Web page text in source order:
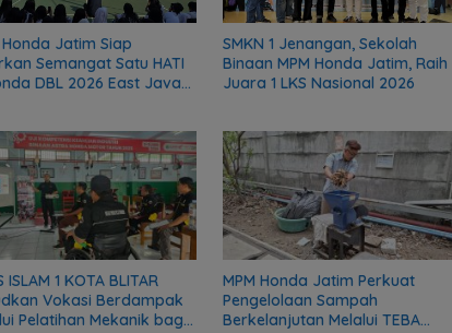
Honda Jatim Siap
Semangat Satu HATI
DBL 2026 East Java
SMKN 1 Jenangan, Sekolah
Binaan MPM Honda Jatim, Raih
Juara 1 LKS Nasional 2026
ISLAM 1 KOTA BLITAR
Vokasi Berdampak
Pelatihan Mekanik bagi
MPM Honda Jatim Perkuat
Pengelolaan Sampah
Berkelanjutan Melalui TEBA